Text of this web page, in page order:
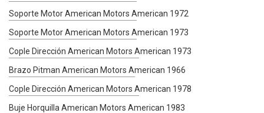
Soporte Motor American Motors American 1972
Soporte Motor American Motors American 1973
Cople Dirección American Motors American 1973
Brazo Pitman American Motors American 1966
Cople Dirección American Motors American 1978
Buje Horquilla American Motors American 1983